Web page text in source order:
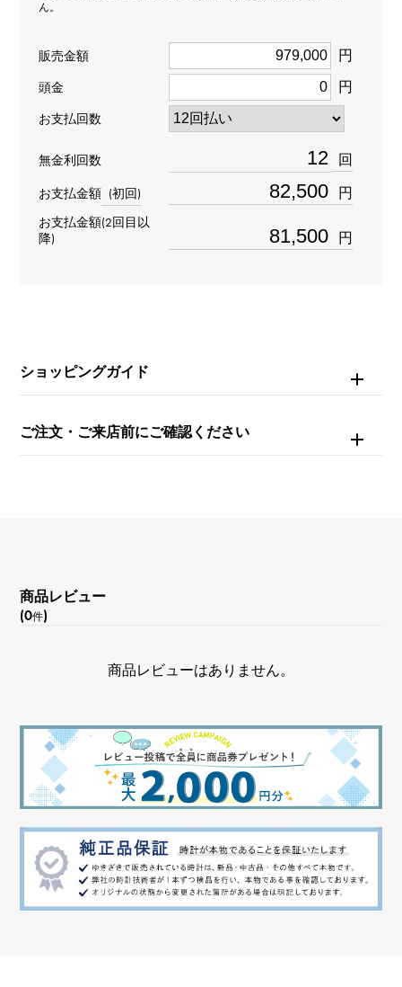
型番
Y.NOMBRE.1.22.0.L
タイプ
メンズ
種類
数字 × リング
数字＞数字 × リング
ん。
販売金額 円
頭金 円
お支払回数
無金利回数 回
お支払金額 (初回) 円
お支払金額(2回目以
降)
円
ショッピングガイド
ご注文・ご来店前にご確認ください
商品レビュー
(0件)
商品レビューはありません。